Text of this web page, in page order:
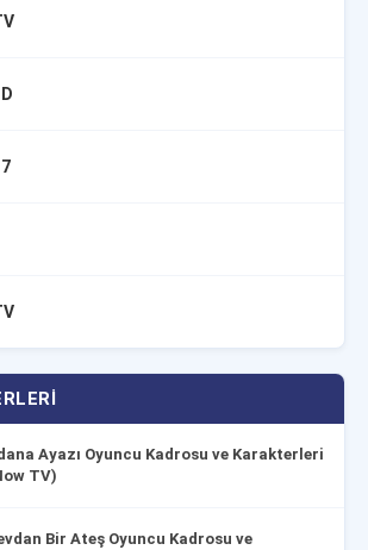
Ayazı Oyuncu Kadrosu ve Karakterleri
TV)
Bir Ateş Oyuncu Kadrosu ve